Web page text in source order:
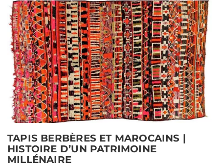
TAPIS BERBÈRES ET MAROCAINS |
HISTOIRE D’UN PATRIMOINE
MILLÉNAIRE